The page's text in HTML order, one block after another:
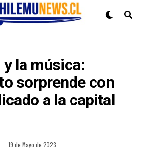
la música:
sorprende con
a la capital
19 de Mayo de 2023